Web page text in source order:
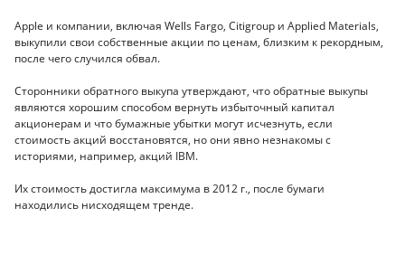
Apple и компании, включая Wells Fargo, Citigroup и Applied Materials,
выкупили свои собственные акции по ценам, близким к рекордным,
после чего случился обвал.
Сторонники обратного выкупа утверждают, что обратные выкупы
являются хорошим способом вернуть избыточный капитал
акционерам и что бумажные убытки могут исчезнуть, если
стоимость акций восстановятся, но они явно незнакомы с
историями, например, акций IBM.
Их стоимость достигла максимума в 2012 г., после бумаги
находились нисходящем тренде.